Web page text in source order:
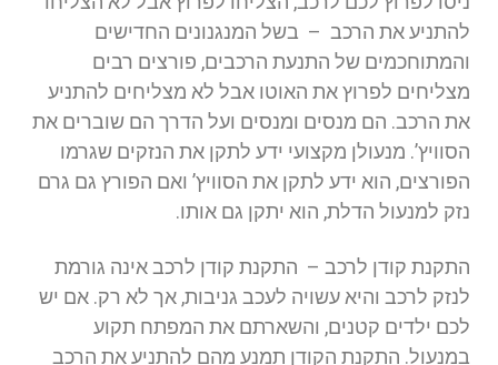
להתניע את הרכב – בשל המנגנונים החדישים
והמתוחכמים של התנעת הרכבים, פורצים רבים
מצליחים לפרוץ את האוטו אבל לא מצליחים להתניע
את הרכב. הם מנסים ומנסים ועל הדרך הם שוברים את
הסוויץ’. מנעולן מקצועי ידע לתקן את הנזקים שגרמו
הפורצים, הוא ידע לתקן את הסוויץ’ ואם הפורץ גם גרם
נזק למנעול הדלת, הוא יתקן גם אותו.
התקנת קודן לרכב – התקנת קודן לרכב אינה גורמת
לנזק לרכב והיא עשויה לעכב גניבות, אך לא רק. אם יש
לכם ילדים קטנים, והשארתם את המפתח תקוע
במנעול. התקנת הקודן תמנע מהם להתניע את הרכב